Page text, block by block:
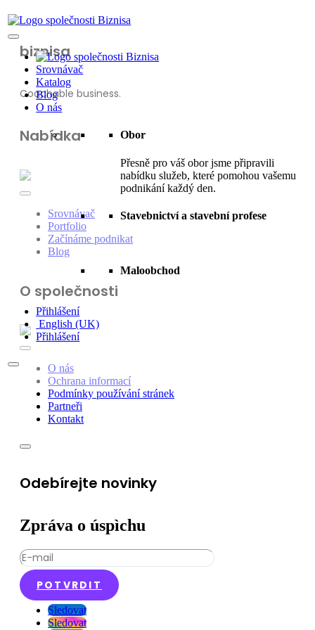
Srovnávač
Katalog
Blog
O nás
Obor
Přesně pro váš obor jsme připravili
nabídku služeb, které pomohou vašemu
podnikání každý den.
Stavebnictví a stavební profese
Maloobchod
Přihlášení
English (UK)
Přihlášení
biznisa
Coachable business.
Nabídka
Srovnávač
Portfolio
Začínáme podnikat
Blog
O společnosti
O nás
Ochrana informací
Podmínky používání stránek
Partneři
Kontakt
Odebírejte novinky
Zpráva o úspìchu
POTVRDIT
Sledovat
Sledovat